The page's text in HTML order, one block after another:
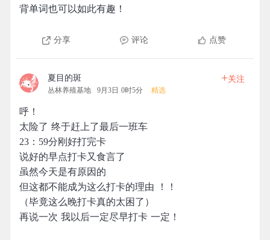
背单词也可以如此有趣！
分享 评论 点赞
夏目的斑
丛林养殖基地 9月3日 0时5分 精选
+关注
呼！
太险了 终于赶上了最后一班车
23：59分刚好打完卡
说好的早点打卡又食言了
虽然今天是有原因的
但这都不能成为这么打卡的理由 ！！
（毕竟这么晚打卡真的太困了）
再说一次 我以后一定尽早打卡 一定！